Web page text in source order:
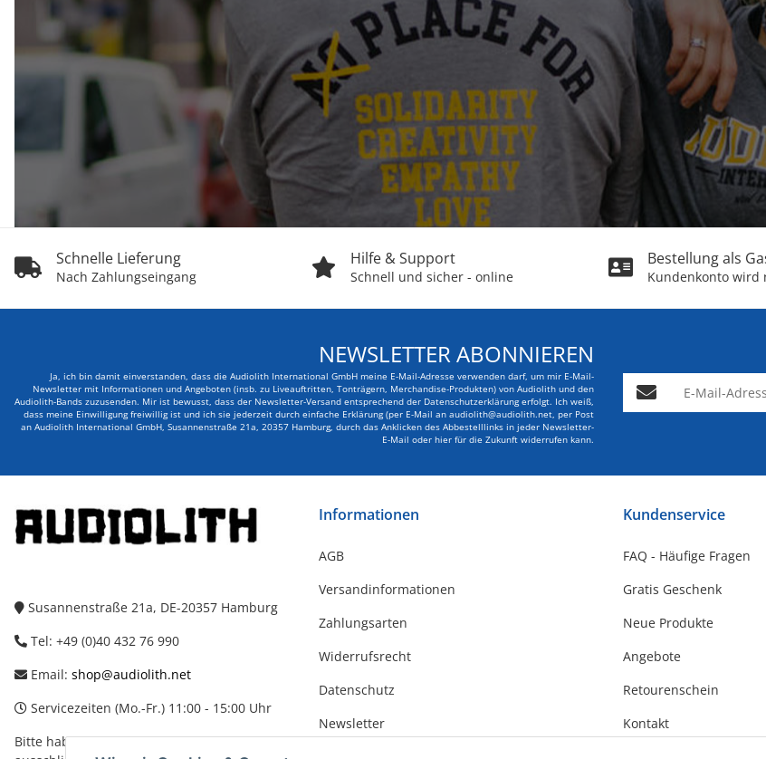
Schnelle Lieferung
Nach Zahlungseingang
Hilfe & Support
Schnell und sicher - online
Bestellung als
Kundenkonto wird
NEWSLETTER ABONNIEREN
Ja, ich bin damit einverstanden, dass die Audiolith International GmbH meine E-Mail-Adresse verwenden darf, um mir E-Mail-
Newsletter mit Informationen und Angeboten (insb. zu Liveauftritten, Tonträgern, Merchandise-Produkten) von Audiolith und den
Audiolith-Bands zuzusenden. Mir ist bewusst, dass der Newsletter-Versand entsprechend der Datenschutzerklärung erfolgt. Ich weiß,
dass meine Einwilligung freiwillig ist und ich sie jederzeit durch einfache Erklärung (per E-Mail an audiolith@audiolith.net, per Post
an Audiolith International GmbH, Susannenstraße 21a, 20357 Hamburg, durch das Anklicken des Abbestelllinks in jeder Newsletter-
E-Mail oder hier für die Zukunft widerrufen kann.
E-Mail-Adresse
Susannenstraße 21a, DE-20357 Hamburg
Tel: +49 (0)40 432 76 990
Email: shop@audiolith.net
Servicezeiten (Mo.-Fr.) 11:00 - 15:00 Uhr
Bitte habe Verständnis dafür, dass Du uns
Informationen
AGB
Versandinformationen
Zahlungsarten
Widerrufsrecht
Datenschutz
Newsletter
Kundenservice
FAQ - Häufige Fragen
Gratis Geschenk
Neue Produkte
Angebote
Retourenschein
Kontakt